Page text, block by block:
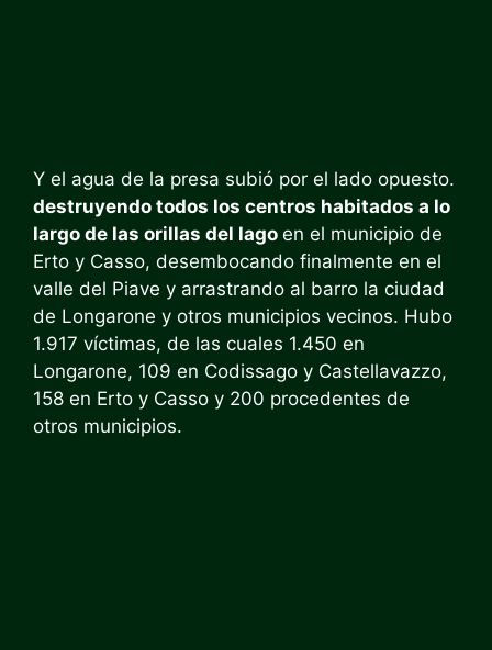
Y el agua de la presa subió por el lado opuesto.
destruyendo todos los centros habitados a lo
largo de las orillas del lago en el municipio de
Erto y Casso, desembocando finalmente en el
valle del Piave y arrastrando al barro la ciudad
de Longarone y otros municipios vecinos. Hubo
1.917 víctimas, de las cuales 1.450 en
Longarone, 109 en Codissago y Castellavazzo,
158 en Erto y Casso y 200 procedentes de
otros municipios.